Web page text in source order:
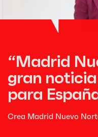
“Madrid
gran
para
Crea Madrid Nuevo